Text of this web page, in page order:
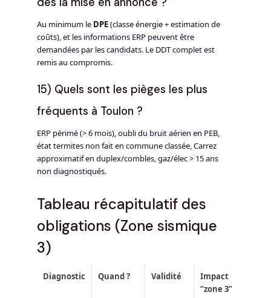
Au minimum le DPE(classe énergie + estimation de
coûts), et les informations ERP peuvent être
demandées par les candidats. Le DDT complet est
remis au compromis.
15) Quels sont les pièges les plus
fréquents à Toulon ?
ERP périmé (> 6 mois), oubli du bruit aérien en PEB,
état termites non fait en commune classée, Carrez
approximatif en duplex/combles, gaz/élec > 15 ans
non diagnostiqués.
Tableau récapitulatif des
obligations (Zone sismique
3)
Diagnostic Quand ? Validité
Impact
“zone 3”